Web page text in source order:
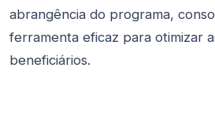
abrangência do programa,
ferramenta eficaz para otimizar
beneficiários.